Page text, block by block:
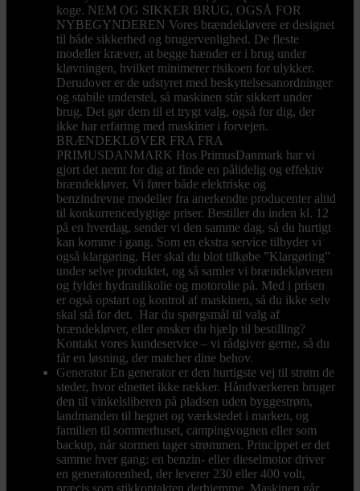
koge. NEM OG SIKKER BRUG, OGSÅ FOR
NYBEGYNDEREN Vores brændekløvere er designet
til både sikkerhed og brugervenlighed. De fleste
modeller kræver, at begge hænder er i brug under
kløvningen, hvilket minimerer risikoen for ulykker.
Derudover er de udstyret med beskyttelsesanordninger
og stabile understel, så maskinen står sikkert under
brug. Det gør dem til et trygt valg, også for dig, der
ikke har erfaring med maskiner i forvejen.
BRÆNDEKLØVER FRA FRA
PRIMUSDANMARK Hos PrimusDanmark har vi
gjort det nemt for dig at finde en pålidelig og effektiv
brændekløver. Vi fører både elektriske og
benzindrevne modeller fra anerkendte producenter altid
til konkurrencedygtige priser. Bestiller du inden kl. 12
på en hverdag, sender vi den samme dag, så du hurtigt
kan komme i gang. Som en ekstra service tilbyder vi
også klargøring. Her skal du blot tilkøbe ”Klargøring”
under selve produktet, og så samler vi brændekløveren
og fylder hydraulikolie og motorolie på. Med i prisen
er også opstart og kontrol af maskinen, så du ikke selv
skal stå for det. Har du spørgsmål til valg af
brændekløver, eller ønsker du hjælp til bestilling?
Kontakt vores kundeservice – vi rådgiver gerne, så du
får en løsning, der matcher dine behov.
Generator En generator er den hurtigste vej til strøm de
steder, hvor elnettet ikke rækker. Håndværkeren bruger
den til vinkelsliberen på pladsen uden byggestrøm,
landmanden til hegnet og værkstedet i marken, og
familien til sommerhuset, campingvognen eller som
backup, når stormen tager strømmen. Princippet er det
samme hver gang: en benzin- eller dieselmotor driver
en generatorenhed, der leverer 230 eller 400 volt,